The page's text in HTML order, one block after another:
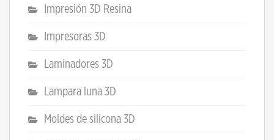
Impresión 3D Resina
Impresoras 3D
Laminadores 3D
Lampara luna 3D
Moldes de silicona 3D